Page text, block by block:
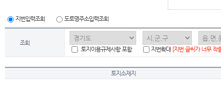
지번입력조회 도로명주소입력조회
조회
토지이용규제사항 포함
지번확대 [지번 글씨가 너무 작
토지소재지